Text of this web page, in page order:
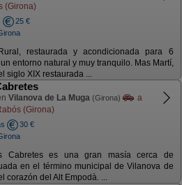
(Girona)
25 €
restaurada y acondicionada para 6
entorno natural y muy tranquilo. Mas Martí,
siglo XIX restaurada ...
Vilanova de La Muga (Girona)
a
(Girona)
30 €
Cabretes es una gran masía cerca de
en el término municipal de Vilanova de
corazón del Alt Empodà. ...